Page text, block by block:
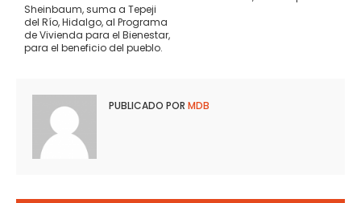
Sheinbaum, suma a Tepeji
del Río, Hidalgo, al Programa
de Vivienda para el Bienestar,
para el beneficio del pueblo.
PUBLICADO POR MDB